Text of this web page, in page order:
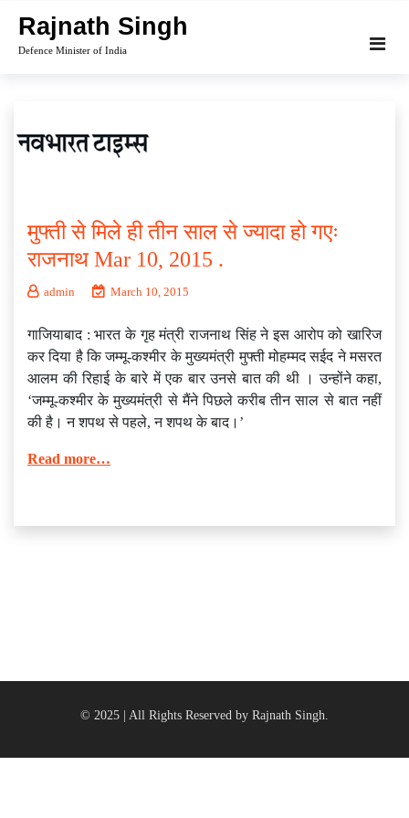
content
Rajnath Singh
Defence Minister of India
मुफ्ती से मिले ही तीन साल से ज्यादा हो गएः
राजनाथ Mar 10, 2015 .
admin March 10, 2015
गाजियाबाद : भारत के गृह मंत्री राजनाथ सिंह ने इस आरोप को खारिज
कर दिया है कि जम्मू-कश्मीर के मुख्यमंत्री मुफ्ती मोहम्मद सईद ने मसरत
आलम की रिहाई के बारे में एक बार उनसे बात की थी । उन्होंने कहा,
‘जम्मू-कश्मीर के मुख्यमंत्री से मैंने पिछले करीब तीन साल से बात नहीं
की है। न शपथ से पहले, न शपथ के बाद।’
Read more…
© 2025 | All Rights Reserved by Rajnath Singh.